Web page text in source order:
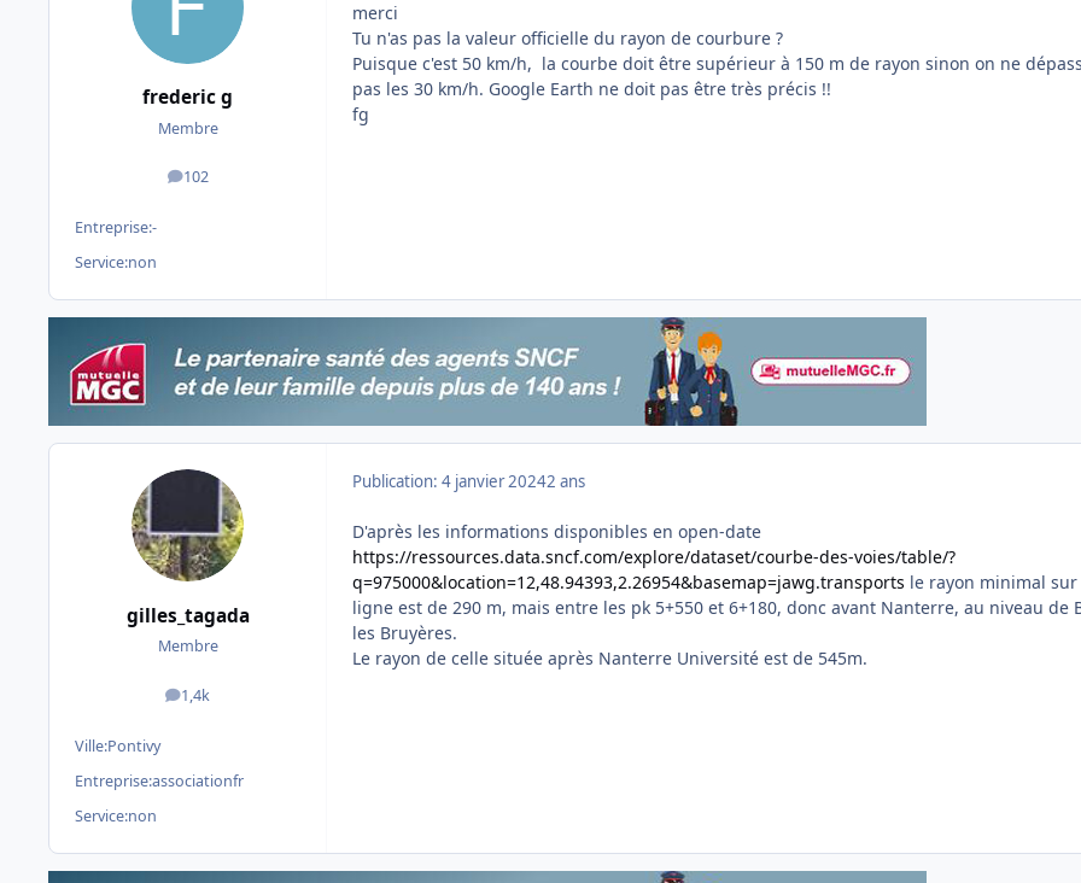
frederic g
Membre
102
messages
Entreprise:-
Service:non
merci
Tu n'as pas la valeur officielle du rayon de courbure ?
Puisque c'est 50 km/h, la courbe doit être supérieur à 150 m de rayon sinon on ne
pas les 30 km/h. Google Earth ne doit pas être très précis !!
fg
gilles_tagada
Membre
1,4k
messages
Ville:Pontivy
Entreprise:associationfr
Service:non
Publication: 4 janvier 20242 ans
D'après les informations disponibles en open-date
https://ressources.data.sncf.com/explore/dataset/courbe-des-voies/table/?
q=975000&location=12,48.94393,2.26954&basemap=jawg.transports le rayon minimal
ligne est de 290 m, mais entre les pk 5+550 et 6+180, donc avant Nanterre, au niveau de
les Bruyères.
Le rayon de celle située après Nanterre Université est de 545m.